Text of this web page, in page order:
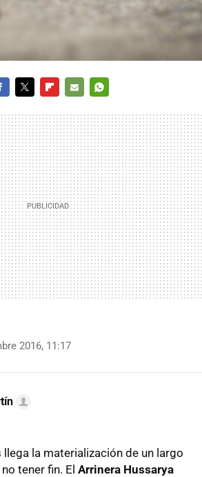
MAIL
2016, 11:17
llega la materialización de un largo
tener fin. El Arrinera Hussarya